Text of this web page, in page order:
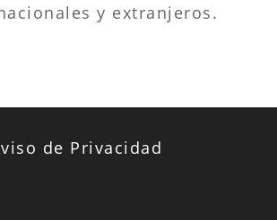
y extranjeros.
de Privacidad